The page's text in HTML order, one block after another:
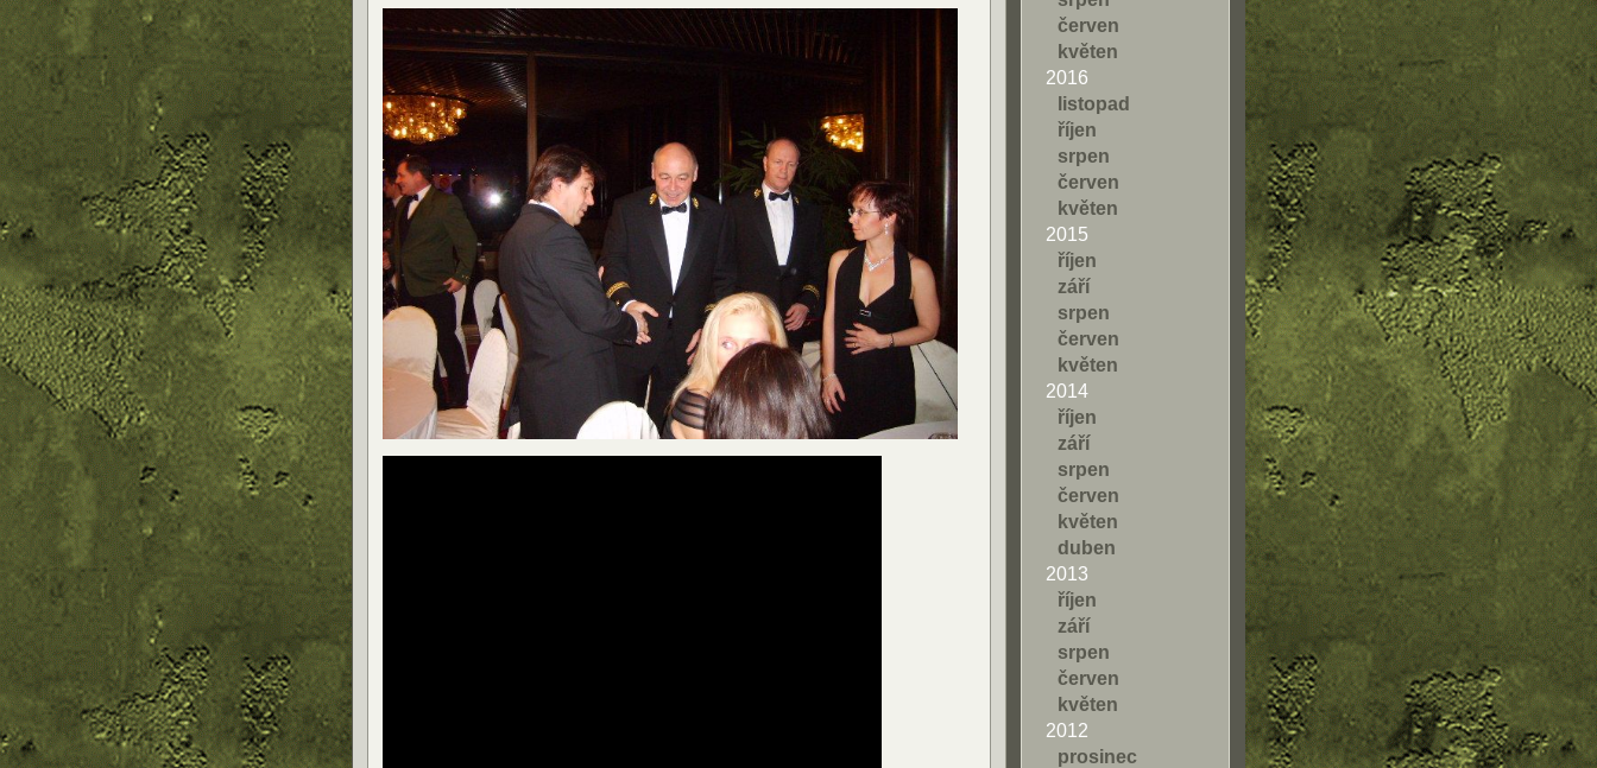
červen
květen
2016
listopad
říjen
srpen
červen
květen
2015
říjen
září
srpen
červen
květen
2014
říjen
září
srpen
červen
květen
duben
2013
říjen
září
srpen
červen
květen
2012
prosinec